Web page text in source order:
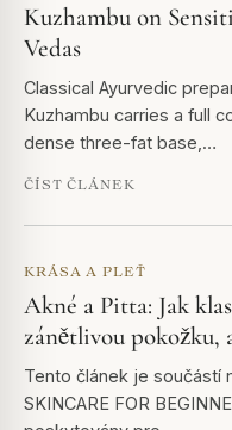
Kuzhambu on
Vedas
Classical Ayurvedic
Kuzhambu carries a full
dense three-fat base,…
ČÍST ČLÁNEK
KRÁSA A PLEŤ
Akné a Pitta: Jak
zánětlivou pokožku,
Tento článek je součástí
SKINCARE FOR